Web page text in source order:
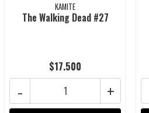
KAMITE
The Walking Dead #27
$17.500
+
-